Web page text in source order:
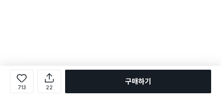
713 22
구매하기